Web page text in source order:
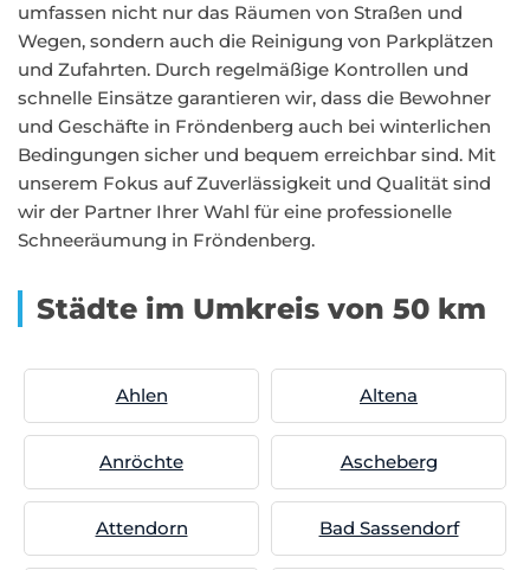
umfassen nicht nur das Räumen von Straßen und
Wegen, sondern auch die Reinigung von Parkplätzen
und Zufahrten. Durch regelmäßige Kontrollen und
schnelle Einsätze garantieren wir, dass die Bewohner
und Geschäfte in Fröndenberg auch bei winterlichen
Bedingungen sicher und bequem erreichbar sind. Mit
unserem Fokus auf Zuverlässigkeit und Qualität sind
wir der Partner Ihrer Wahl für eine professionelle
Schneeräumung in Fröndenberg.
Städte im Umkreis von 50 km
Ahlen Altena
Anröchte Ascheberg
Attendorn Bad Sassendorf